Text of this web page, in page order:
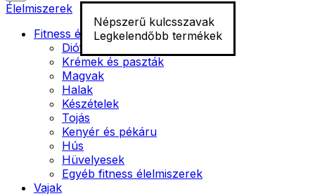
Népszerű kulcsszavak
Legkelendőbb termékek
Élelmiszerek
Fitness élelmiszer
Diófélék
Krémek és paszták
Magvak
Halak
Készételek
Tojás
Kenyér és pékáru
Hús
Hüvelyesek
Egyéb fitness élelmiszerek
Vajak